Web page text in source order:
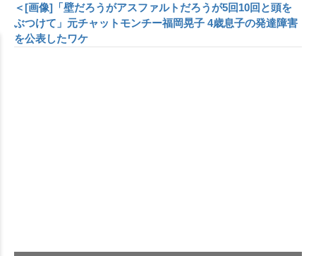
＜[画像]「壁だろうがアスファルトだろうが5回10回と頭を
ぶつけて」元チャットモンチー福岡晃子 4歳息子の発達障害
を公表したワケ